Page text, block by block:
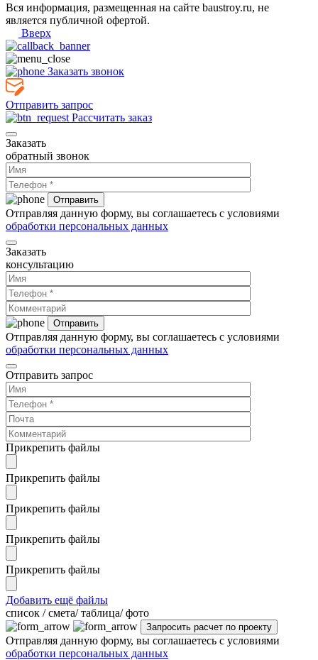
Вся информация, размещенная на сайте baustroy.ru, не
является публичной офертой.
Вверх
Заказать звонок
Отправить запрос
Рассчитать заказ
Заказать
обратный звонок
Отправляя данную форму, вы соглашаетесь с условиями
обработки персональных данных
Заказать
консультацию
Отправляя данную форму, вы соглашаетесь с условиями
обработки персональных данных
Отправить запрос
Прикрепить файлы
Прикрепить файлы
Прикрепить файлы
Прикрепить файлы
Прикрепить файлы
Добавить ещё файлы
cписок / смета/ таблица/ фото
Отправляя данную форму, вы соглашаетесь с условиями
обработки персональных данных